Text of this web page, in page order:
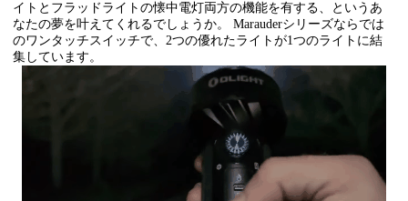
イトとフラッドライトの懐中電灯両方の機能を有する、というあ
なたの夢を叶えてくれるでしょうか。 Marauderシリーズならでは
のワンタッチスイッチで、2つの優れたライトが1つのライトに結
集しています。